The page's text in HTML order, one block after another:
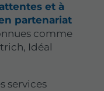
et à
partenariat
comme
Idéal
services